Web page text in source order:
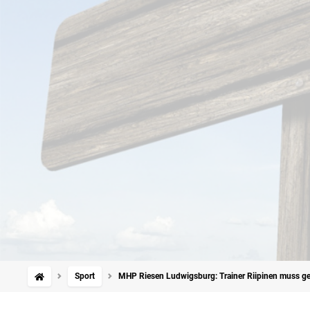
Sport MHP Riesen Ludwigsburg: Trainer Riipinen muss